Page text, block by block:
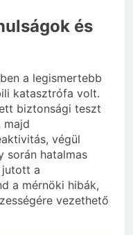
és
a legismertebb
katasztrófa volt.
biztonsági teszt
majd
végül
során hatalmas
jutott a
a mérnöki hibák,
vezethető